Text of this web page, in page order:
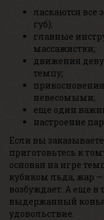
ласкаются все
губ);
главные
массажистки;
движения
темпу;
невесомыми;
еще один
настроение
Если вы
приготовьтесь к
основан на игре
кубиком льда, жар
возбуждает. А еще в
выдержанный
удовольствие.